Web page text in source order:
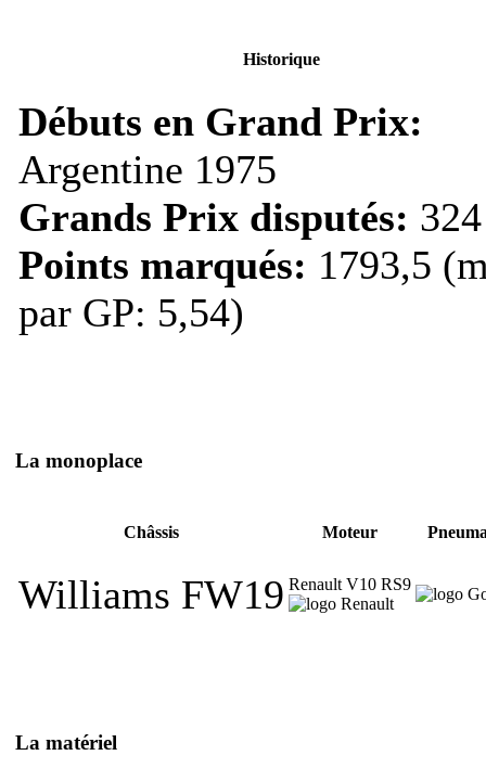
Historique
Débuts en Grand Prix:
Argentine 1975
Grands Prix disputés: 324
Points marqués: 1793,5
par GP: 5,54)
La monoplace
Châssis Moteur
Williams FW19 Renault V10 RS9
La matériel